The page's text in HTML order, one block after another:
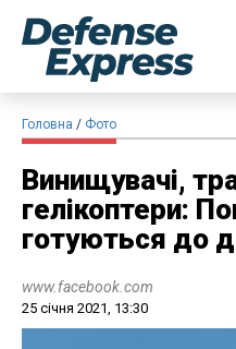
Головна Фото
​Винищувачі,
гелікоптери:
готуються до
www.facebook.com
25 січня 2021, 13:30